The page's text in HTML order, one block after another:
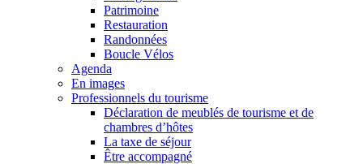
Patrimoine
Restauration
Randonnées
Boucle Vélos
Agenda
En images
Professionnels du tourisme
Déclaration de meublés de tourisme et de
chambres d’hôtes
La taxe de séjour
Être accompagné